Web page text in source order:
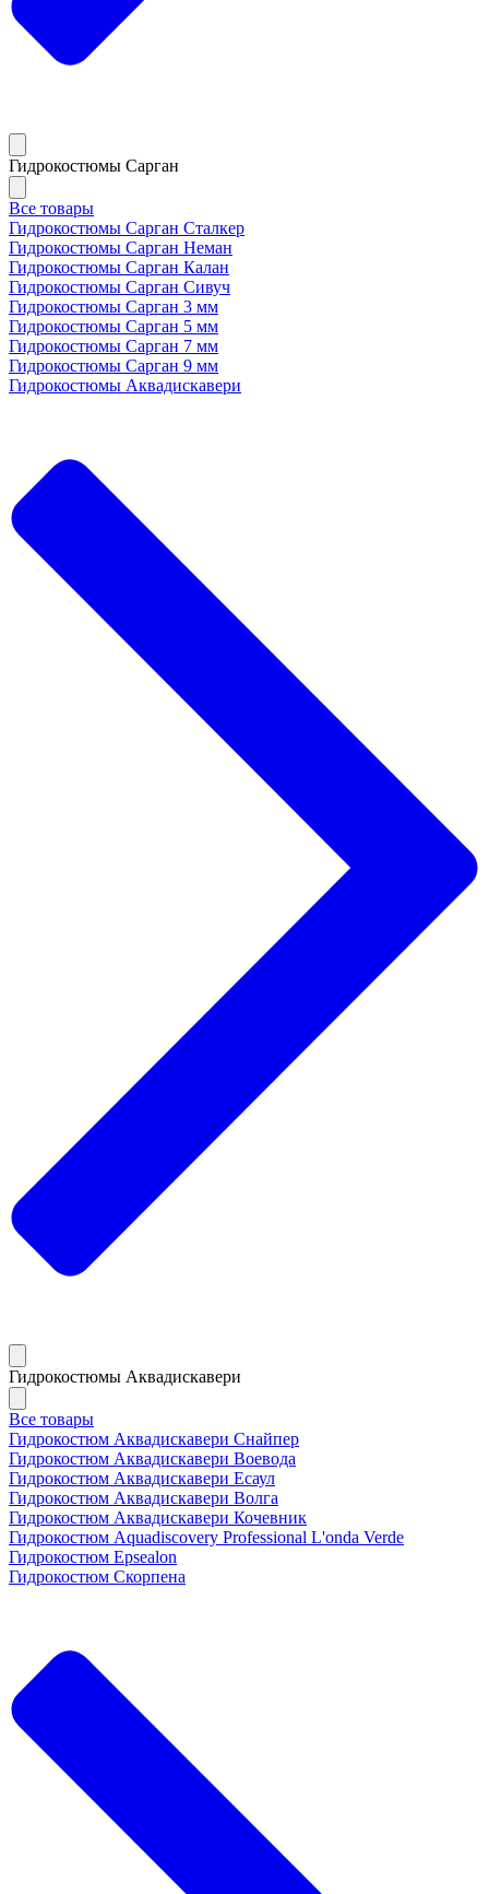
Гидрокостюмы Сарган
Все товары
Гидрокостюмы Сарган Сталкер
Гидрокостюмы Сарган Неман
Гидрокостюмы Сарган Калан
Гидрокостюмы Сарган Сивуч
Гидрокостюмы Сарган 3 мм
Гидрокостюмы Сарган 5 мм
Гидрокостюмы Сарган 7 мм
Гидрокостюмы Сарган 9 мм
Гидрокостюмы Аквадискавери
Гидрокостюмы Аквадискавери
Все товары
Гидрокостюм Аквадискавери Снайпер
Гидрокостюм Аквадискавери Воевода
Гидрокостюм Аквадискавери Есаул
Гидрокостюм Аквадискавери Волга
Гидрокостюм Аквадискавери Кочевник
Гидрокостюм Aquadiscovery Professional L'onda Verde
Гидрокостюм Epsealon
Гидрокостюм Скорпена